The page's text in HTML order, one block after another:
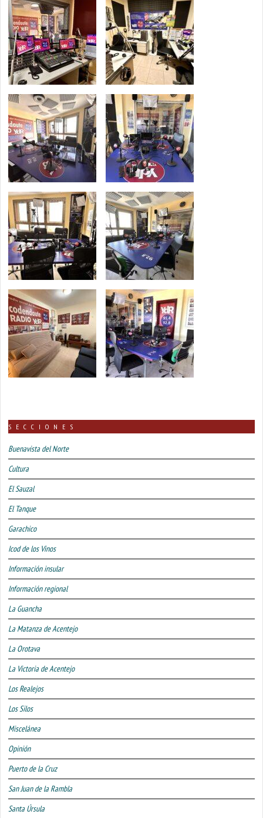
SECCIONES
Buenavista del Norte
Cultura
El Sauzal
El Tanque
Garachico
Icod de los Vinos
Información insular
Información regional
La Guancha
La Matanza de Acentejo
La Orotava
La Victoria de Acentejo
Los Realejos
Los Silos
Miscelánea
Opinión
Puerto de la Cruz
San Juan de la Rambla
Santa Úrsula